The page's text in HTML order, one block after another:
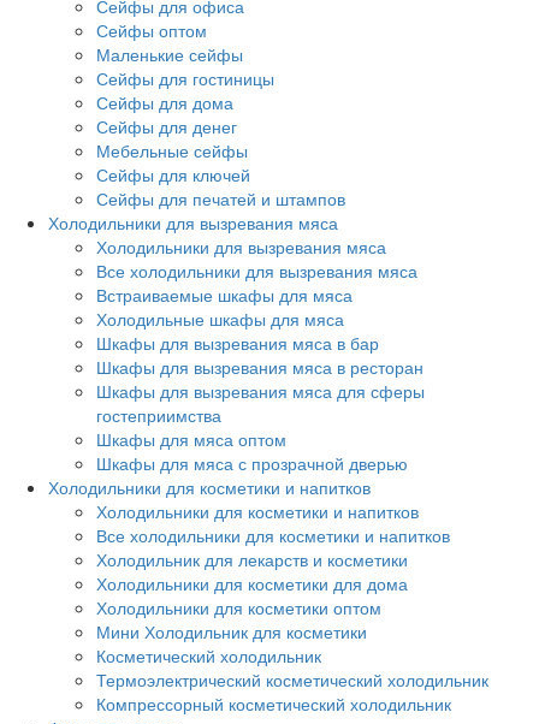
Сейфы для офиса
Сейфы оптом
Маленькие сейфы
Сейфы для гостиницы
Сейфы для дома
Сейфы для денег
Мебельные сейфы
Сейфы для ключей
Сейфы для печатей и штампов
Холодильники для вызревания мяса
Холодильники для вызревания мяса
Все холодильники для вызревания мяса
Встраиваемые шкафы для мяса
Холодильные шкафы для мяса
Шкафы для вызревания мяса в бар
Шкафы для вызревания мяса в ресторан
Шкафы для вызревания мяса для сферы
гостеприимства
Шкафы для мяса оптом
Шкафы для мяса с прозрачной дверью
Холодильники для косметики и напитков
Холодильники для косметики и напитков
Все холодильники для косметики и напитков
Холодильник для лекарств и косметики
Холодильники для косметики для дома
Холодильники для косметики оптом
Мини Холодильник для косметики
Косметический холодильник
Термоэлектрический косметический холодильник
Компрессорный косметический холодильник